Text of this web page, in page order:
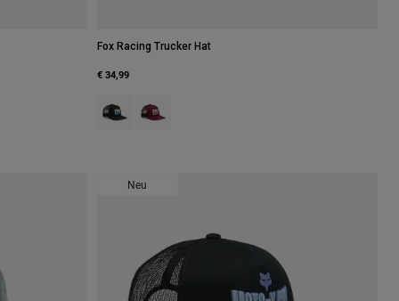
Fox Racing Trucker Hat
€ 34,99
Product swatch type of Schwarz.
Product swatch type of Dunkles
Neu